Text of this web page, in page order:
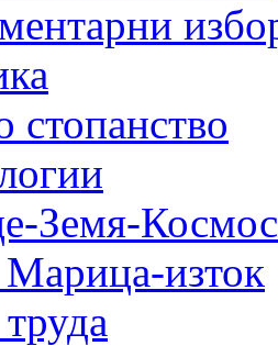
стопанство
Земя-Космос
изток